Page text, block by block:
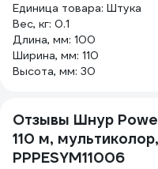
Единица товара: Штука
Вес, кг: 0.1
Длина, мм: 100
Ширина, мм: 110
Высота, мм: 30
Отзывы Шнур
110 м,
PPPESYM11006